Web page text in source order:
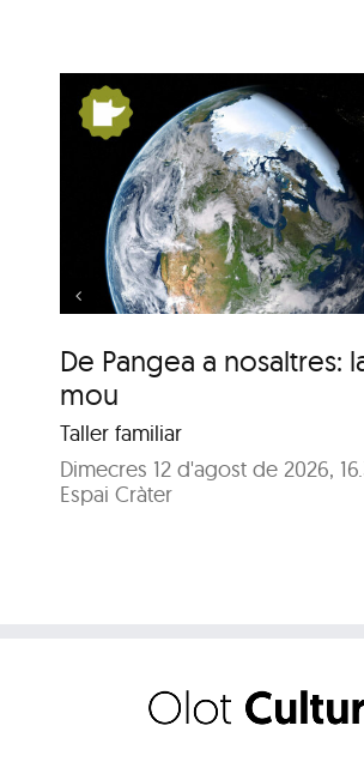
De Pangea a nosaltres:
mou
Taller familiar
Dimecres 12 d'agost de 2026,
Espai Cràter
De Pangea a
la Terra es